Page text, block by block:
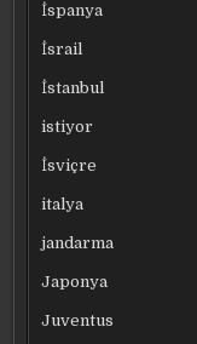
İspanya
İsrail
İstanbul
istiyor
İsviçre
italya
jandarma
Japonya
Juventus